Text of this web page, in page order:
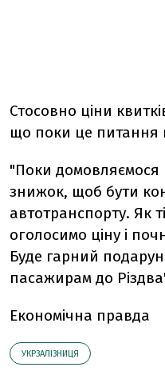
Стосовно ціни
що поки це питання
"Поки
знижок, щоб бути
автотранспорту. Як
оголосимо ціну і
Буде гарний
пасажирам до
Економічна правда
УКРЗАЛІЗНИЦЯ